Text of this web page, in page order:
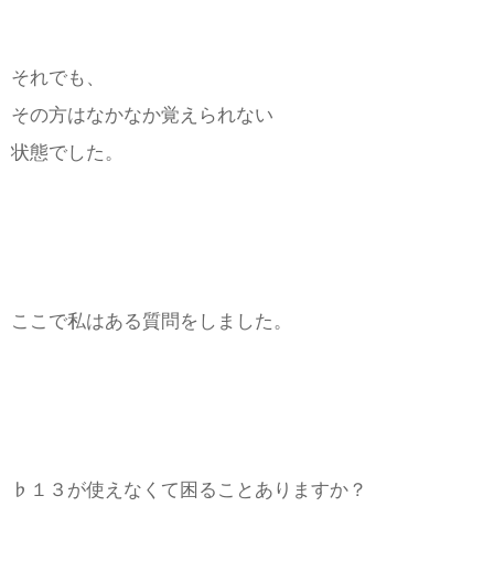
それでも、
その方はなかなか覚えられない
状態でした。
ここで私はある質問をしました。
♭１３が使えなくて困ることありますか？